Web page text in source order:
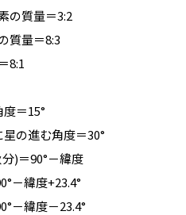
の質量＝3:2
質量＝8:3
8:1
度＝15°
星の進む角度＝30°
分)＝90°－緯度
°－緯度+23.4°
°－緯度－23.4°